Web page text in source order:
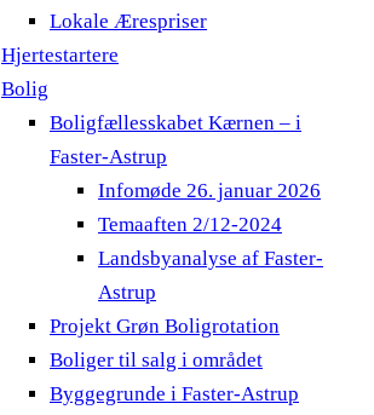
Lokale Ærespriser
Hjertestartere
Bolig
Boligfællesskabet Kærnen – i
Faster-Astrup
Infomøde 26. januar 2026
Temaaften 2/12-2024
Landsbyanalyse af Faster-
Astrup
Projekt Grøn Boligrotation
Boliger til salg i området
Byggegrunde i Faster-Astrup